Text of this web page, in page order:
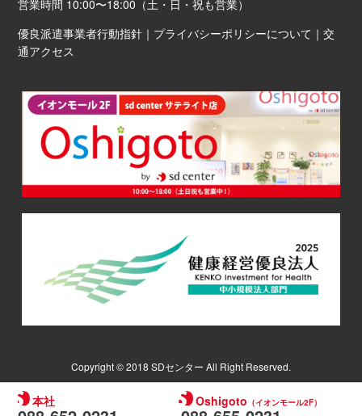
営業時間 10:00〜18:00（土・日・祝も営業）
優良派遣事業者行動指針 ｜ プライバシーポリシーについて ｜交
通アクセス
Copyright © 2018 SDセンター All Right Reserved.
本社 Oshigoto （イオンモール2F）